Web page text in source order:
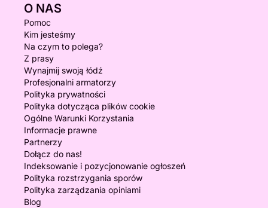
O NAS
Pomoc
Kim jesteśmy
Na czym to polega?
Z prasy
Wynajmij swoją łódź
Profesjonalni armatorzy
Polityka prywatności
Polityka dotycząca plików cookie
Ogólne Warunki Korzystania
Informacje prawne
Partnerzy
Dołącz do nas!
Indeksowanie i pozycjonowanie ogłoszeń
Polityka rozstrzygania sporów
Polityka zarządzania opiniami
Blog